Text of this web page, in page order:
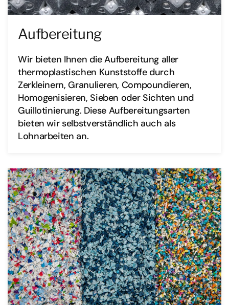
Aufbereitung
Wir bieten Ihnen die Aufbereitung aller
thermoplastischen Kunststoffe durch
Zerkleinern, Granulieren, Compoundieren,
Homogenisieren, Sieben oder Sichten und
Guillotinierung. Diese Aufbereitungsarten
bieten wir selbstverständlich auch als
Lohnarbeiten an.